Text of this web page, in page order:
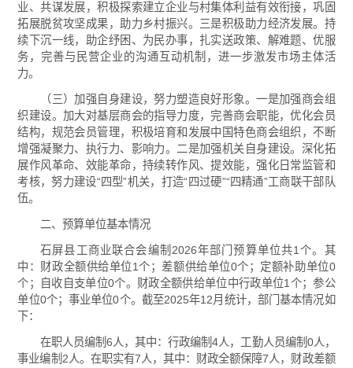
业、共谋发展，积极探索建立企业与村集体利益有效衔接，巩固
拓展脱贫攻坚成果，助力乡村振兴。三是积极助力经济发展。持
续下沉一线，助企纾困、为民办事，扎实送政策、解难题、优服
务，完善与民营企业的沟通互动机制，进一步激发市场主体活
力。
（三）加强自身建设，努力塑造良好形象。一是加强商会组
织建设。加大对基层商会的指导力度，完善商会职能，优化会员
结构，规范会员管理，积极培育和发展中国特色商会组织，不断
增强凝聚力、执行力、影响力。二是加强机关自身建设。深化拓
展作风革命、效能革命，持续转作风、提效能，强化日常监管和
考核，努力建设“四型”机关，打造“四过硬”“四精通”工商联干部队
伍。
二、预算单位基本情况
石屏县工商业联合会编制2026年部门预算单位共1个。其
中：财政全额供给单位1个；差额供给单位0个；定额补助单位0
个；自收自支单位0个。财政全额供给单位中行政单位1个；参公
单位0个；事业单位0个。截至2025年12月统计，部门基本情况如
下：
在职人员编制6人，其中：行政编制4人，工勤人员编制0人，
事业编制2人。在职实有7人，其中：财政全额保障7人，财政差额